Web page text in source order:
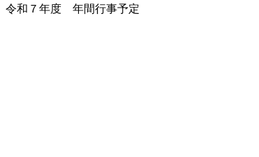
令和７年度 年間行事予定